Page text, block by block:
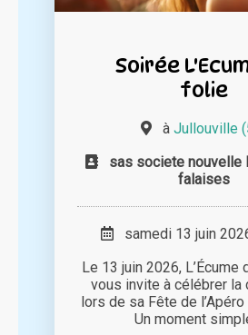
Soirée
folie
à Jullouville
sas societe nouvelle
falaises
samedi 13 juin
Le 13 juin 2026,
vous invite à célébrer la
lors de sa Fête de
Un moment